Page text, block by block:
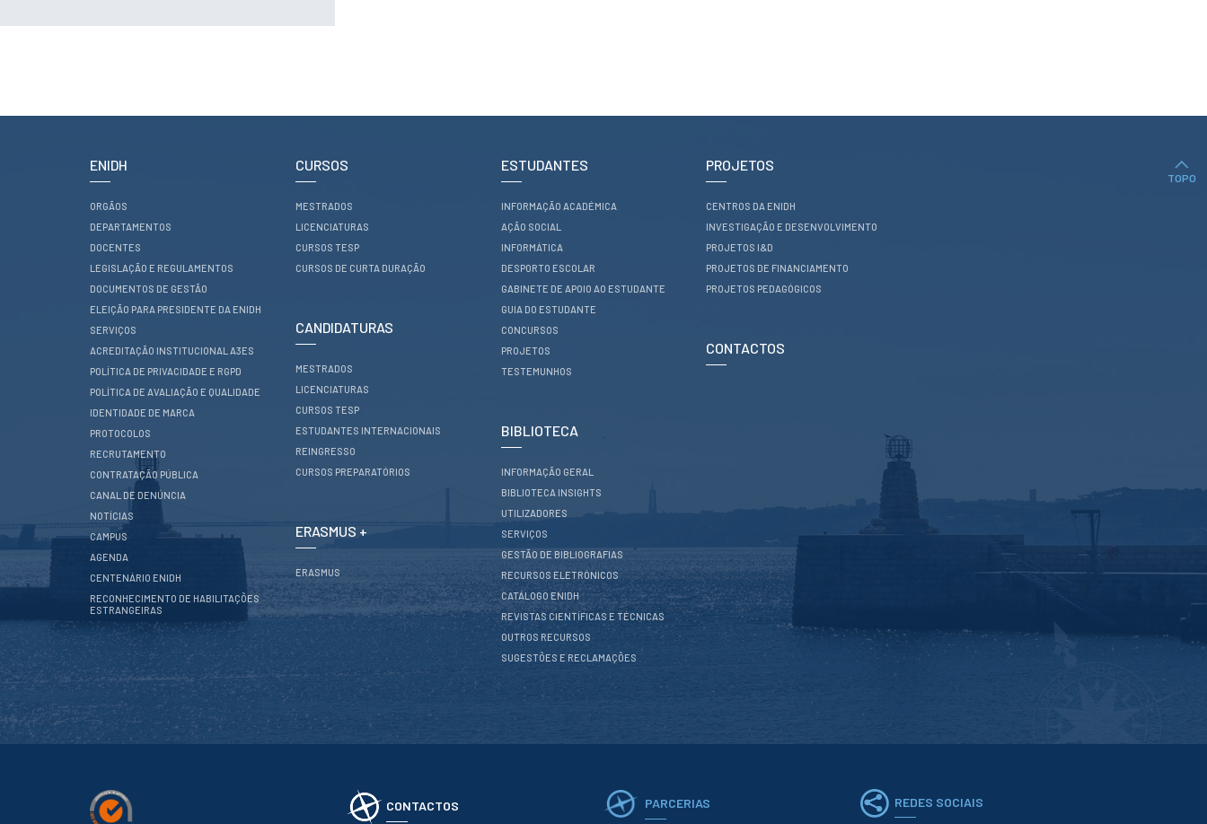
Outros Recursos
Reclamações
Centros da ENIDH
Investigação e
Desenvolvimento
Projetos I&D
Projetos de
Pedagógicos
CONTACTOS
TOPO
ENIDH
ORGÃOS
DEPARTAMENTOS
DOCENTES
LEGISLAÇÃO E REGULAMENTOS
DOCUMENTOS DE GESTÃO
ELEIÇÃO PARA PRESIDENTE DA ENIDH
SERVIÇOS
ACREDITAÇÃO INSTITUCIONAL A3ES
POLÍTICA DE PRIVACIDADE E RGPD
POLÍTICA DE AVALIAÇÃO E QUALIDADE
IDENTIDADE DE MARCA
PROTOCOLOS
RECRUTAMENTO
CONTRATAÇÃO PÚBLICA
CANAL DE DENÚNCIA
NOTÍCIAS
CAMPUS
AGENDA
CENTENÁRIO ENIDH
RECONHECIMENTO DE HABILITAÇÕES
ESTRANGEIRAS
CURSOS
MESTRADOS
LICENCIATURAS
CURSOS TESP
CURSOS DE CURTA DURAÇÃO
CANDIDATURAS
MESTRADOS
LICENCIATURAS
CURSOS TESP
ESTUDANTES INTERNACIONAIS
REINGRESSO
CURSOS PREPARATÓRIOS
ERASMUS +
ERASMUS
ESTUDANTES
INFORMAÇÃO ACADÉMICA
AÇÃO SOCIAL
INFORMÁTICA
DESPORTO ESCOLAR
GABINETE DE APOIO AO ESTUDANTE
GUIA DO ESTUDANTE
CONCURSOS
PROJETOS
TESTEMUNHOS
BIBLIOTECA
INFORMAÇÃO GERAL
BIBLIOTECA INSIGHTS
UTILIZADORES
SERVIÇOS
GESTÃO DE BIBLIOGRAFIAS
RECURSOS ELETRÓNICOS
CATÁLOGO ENIDH
REVISTAS CIENTÍFICAS E TÉCNICAS
OUTROS RECURSOS
SUGESTÕES E RECLAMAÇÕES
PROJETOS
CENTROS DA ENIDH
INVESTIGAÇÃO E DESENVOLVIMENTO
PROJETOS I&D
PROJETOS DE FINANCIAMENTO
PROJETOS PEDAGÓGICOS
CONTACTOS
CONTACTOS PARCERIAS REDES SOCIAIS